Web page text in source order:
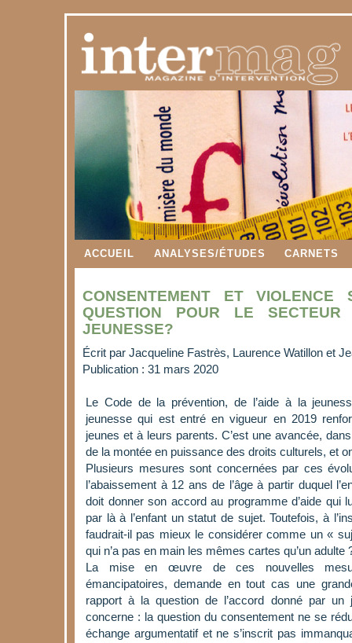
ACCUEIL ANALYSES/ÉTUDES CARNETS
CONSENTEMENT ET VIOLENCE
QUESTION POUR LE
JEUNESSE?
Écrit par Jacqueline Fastrès, Laurence Watillon et
Publication : 31 mars 2020
Le Code de la prévention, de l’aide à la
jeunesse qui est entré en vigueur en 2019
jeunes et à leurs parents. C’est une avancée,
de la montée en puissance des droits culturels, et
Plusieurs mesures sont concernées par ces
l’abaissement à 12 ans de l’âge à partir duquel
doit donner son accord au programme d’aide qui
par là à l’enfant un statut de sujet. Toutefois, à
faudrait-il pas mieux le considérer comme un «
qui n’a pas en main les mêmes cartes qu’un adulte
La mise en œuvre de ces nouvelles
émancipatoires, demande en tout cas une
rapport à la question de l’accord donné par
concerne : la question du consentement ne se
échange argumentatif et ne s’inscrit pas